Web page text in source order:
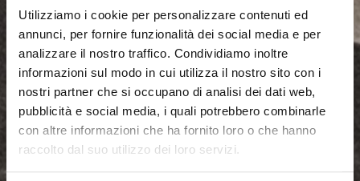
Utilizziamo i cookie per personalizzare contenuti ed
annunci, per fornire funzionalità dei social media e per
analizzare il nostro traffico. Condividiamo inoltre
informazioni sul modo in cui utilizza il nostro sito con i
nostri partner che si occupano di analisi dei dati web,
pubblicità e social media, i quali potrebbero combinarle
con altre informazioni che ha fornito loro o che hanno
raccolto dal suo utilizzo dei loro servizi.
Parece que estás navegando Cerrar